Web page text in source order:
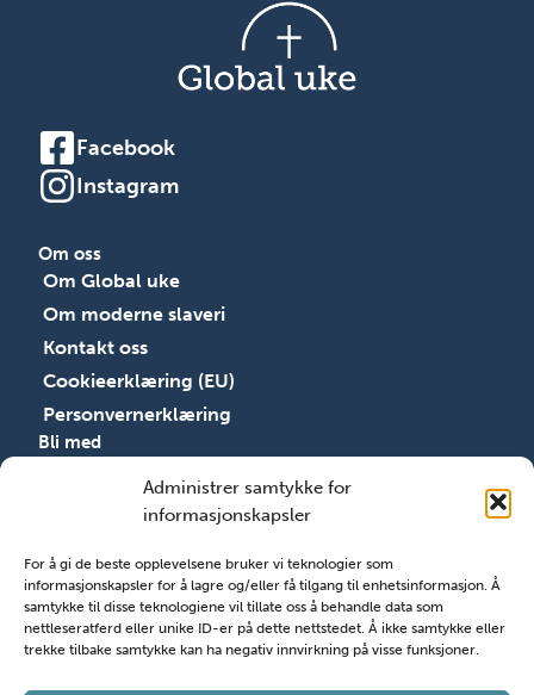
Administrer samtykke for
informasjonskapsler
For å gi de beste opplevelsene bruker vi teknologier som
informasjonskapsler for å lagre og/eller få tilgang til enhetsinformasjon. Å
samtykke til disse teknologiene vil tillate oss å behandle data som
nettleseratferd eller unike ID-er på dette nettstedet. Å ikke samtykke eller
trekke tilbake samtykke kan ha negativ innvirkning på visse funksjoner.
Facebook
Instagram
Om oss
Om Global uke
Om moderne slaveri
Kontakt oss
Cookieerklæring (EU)
Personvernerklæring
Bli med
Registrer arrangement
Søk støtte